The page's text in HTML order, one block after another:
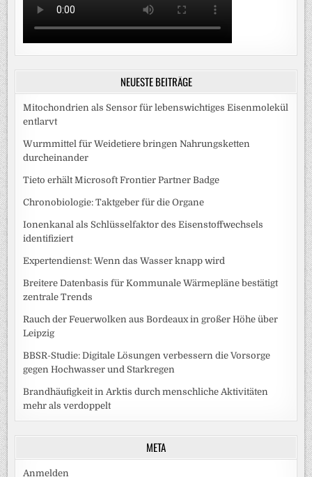
NEUESTE BEITRÄGE
Mitochondrien als Sensor für lebenswichtiges Eisenmolekül
entlarvt
Wurmmittel für Weidetiere bringen Nahrungsketten
durcheinander
Tieto erhält Microsoft Frontier Partner Badge
Chronobiologie: Taktgeber für die Organe
Ionenkanal als Schlüsselfaktor des Eisenstoffwechsels
identifiziert
Expertendienst: Wenn das Wasser knapp wird
Breitere Datenbasis für Kommunale Wärmepläne bestätigt
zentrale Trends
Rauch der Feuerwolken aus Bordeaux in großer Höhe über
Leipzig
BBSR-Studie: Digitale Lösungen verbessern die Vorsorge
gegen Hochwasser und Starkregen
Brandhäufigkeit in Arktis durch menschliche Aktivitäten
mehr als verdoppelt
META
Anmelden